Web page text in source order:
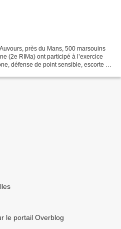
près du Mans, 500 marsouins
(2e RIMa) ont participé à l’exercice
défense de point sensible, escorte de
le portail Overblog